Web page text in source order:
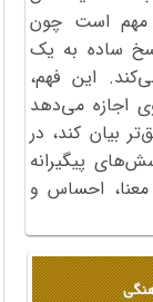
مهم است چون
ساده به یک
این فهم،
اجازه می‌دهد
بیان کند، در
پیگیرانه
معنا، احساس و